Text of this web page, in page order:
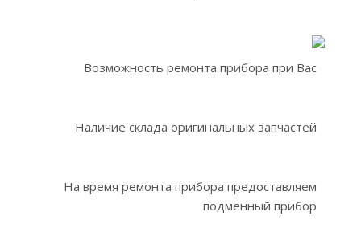
Возможность ремонта прибора при Вас
Наличие склада оригинальных запчастей
На время ремонта прибора предоставляем
подменный прибор